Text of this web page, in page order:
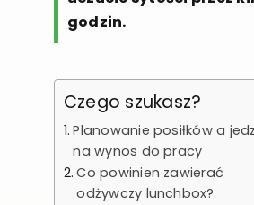
godzin.
Czego szukasz?
Planowanie posiłków a
na wynos do pracy
Co powinien zawierać
odżywczy lunchbox?